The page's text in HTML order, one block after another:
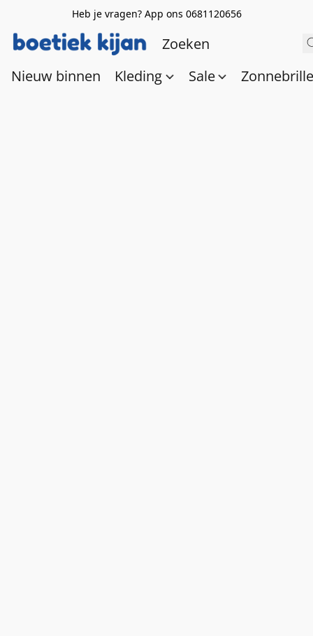
Heb je vragen? App ons 0681120656
Nieuw binnen Kleding Sale